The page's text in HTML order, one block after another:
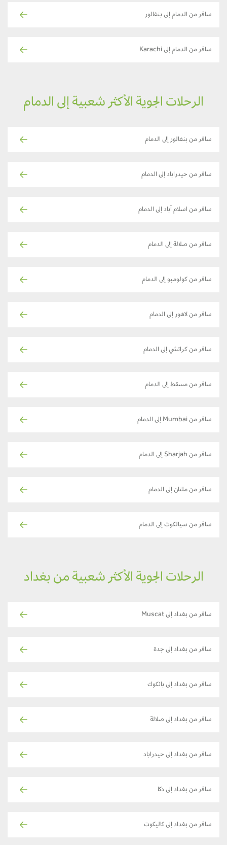
سافر من الدمام إلى بنغالور
سافر من الدمام إلى Karachi
الرحلات الجوية الأكثر شعبية إلى الدمام
سافر من بنغالور إلى الدمام
سافر من حيدراباد إلى الدمام
سافر من اسلام آباد إلى الدمام
سافر من صلالة إلى الدمام
سافر من كولومبو إلى الدمام
سافر من لاهور إلى الدمام
سافر من كراتشي إلى الدمام
سافر من مسقط إلى الدمام
سافر من Mumbai إلى الدمام
سافر من Sharjah إلى الدمام
سافر من ملتان إلى الدمام
سافر من سيالكوت إلى الدمام
الرحلات الجوية الأكثر شعبية من بغداد
سافر من بغداد إلى Muscat
سافر من بغداد إلى جدة
سافر من بغداد إلى بانكوك
سافر من بغداد إلى صلالة
سافر من بغداد إلى حيدراباد
سافر من بغداد إلى دكا
سافر من بغداد إلى كاليكوت